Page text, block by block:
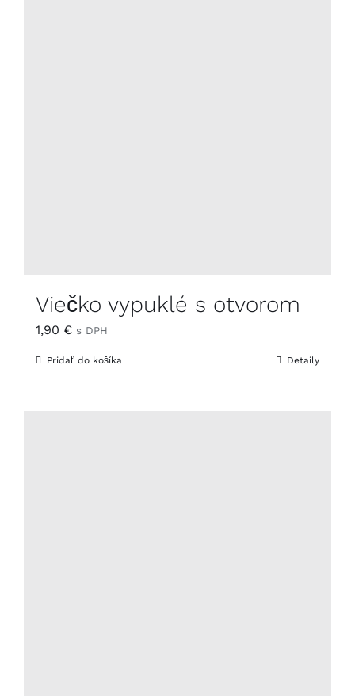
Viečko vypuklé s otvorom
1,90 € s DPH
Pridať do košíka Detaily